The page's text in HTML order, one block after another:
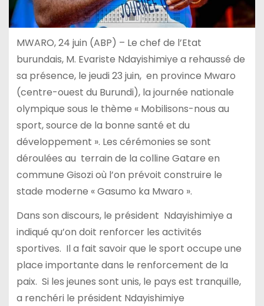
MWARO, 24 juin (ABP) – Le chef de l’Etat
burundais, M. Evariste Ndayishimiye a rehaussé de
sa présence, le jeudi 23 juin, en province Mwaro
(centre-ouest du Burundi), la journée nationale
olympique sous le thème « Mobilisons-nous au
sport, source de la bonne santé et du
développement ». Les cérémonies se sont
déroulées au terrain de la colline Gatare en
commune Gisozi où l’on prévoit construire le
stade moderne « Gasumo ka Mwaro ».
Dans son discours, le président Ndayishimiye a
indiqué qu’on doit renforcer les activités
sportives. Il a fait savoir que le sport occupe une
place importante dans le renforcement de la
paix. Si les jeunes sont unis, le pays est tranquille,
a renchéri le président Ndayishimiye